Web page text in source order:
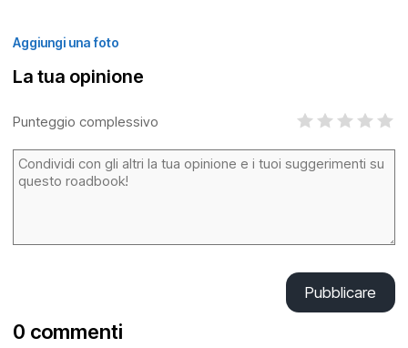
Aggiungi una foto
La tua opinione
Punteggio complessivo
Pubblicare
0 commenti